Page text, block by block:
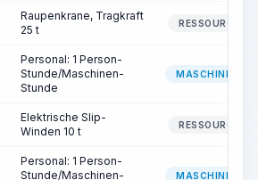
Raupenkrane, Tragkraft
25 t
RESSOURCE
Personal: 1 Person-
Stunde/Maschinen-
Stunde
MASCHINIST
Elektrische Slip-
Winden 10 t
RESSOURCE
Personal: 1 Person-
Stunde/Maschinen-
MASCHINIST